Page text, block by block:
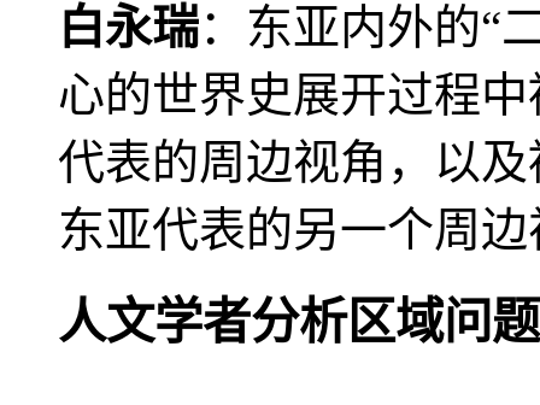
白永瑞：东亚内外的“
心的世界史展开过程
代表的周边视角，以
东亚代表的另一个周
人文学者分析区域问题